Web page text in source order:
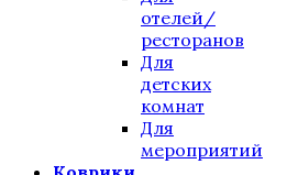
отелей/
ресторанов
Для
детских
комнат
Для
мероприятий